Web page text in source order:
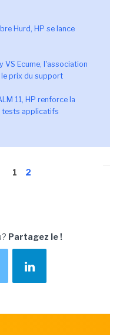
Hurd, HP se lance
VS Ecume, l'association
prix du support
11, HP renforce la
tests applicatifs
1 2
Partagez le !